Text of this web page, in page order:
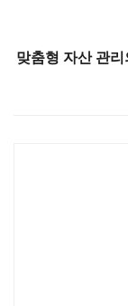
맞춤형 자산 관